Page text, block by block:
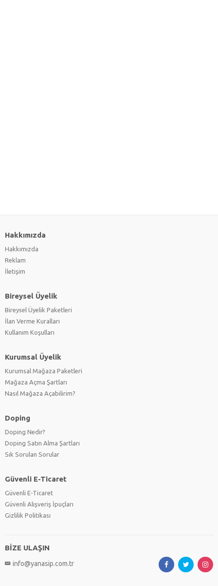
Hakkımızda
Hakkımızda
Reklam
İletişim
Bireysel Üyelik
Bireysel Üyelik Paketleri
İlan Verme Kuralları
Kullanım Koşulları
Kurumsal Üyelik
Kurumsal Mağaza Paketleri
Mağaza Açma Şartları
Nasıl Mağaza Açabilirim?
Doping
Doping Nedir?
Doping Satın Alma Şartları
Sık Sorulan Sorular
Güvenli E-Ticaret
Güvenli E-Ticaret
Güvenli Alışveriş İpuçları
Gizlilik Politikası
BİZE ULAŞIN
info@yanasip.com.tr